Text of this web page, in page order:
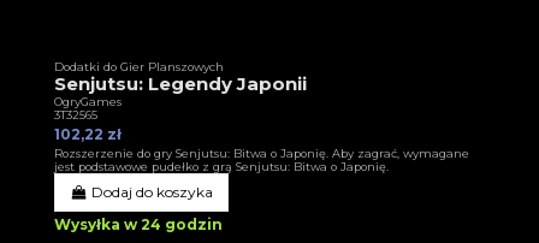
Dodatki do Gier Planszowych
Senjutsu: Legendy Japonii
OgryGames
3T32565
102,22 zł
Rozszerzenie do gry Senjutsu: Bitwa o Japonię. Aby zagrać, wymagane
jest podstawowe pudełko z grą Senjutsu: Bitwa o Japonię.
Dodaj do koszyka
Wysyłka w 24 godzin